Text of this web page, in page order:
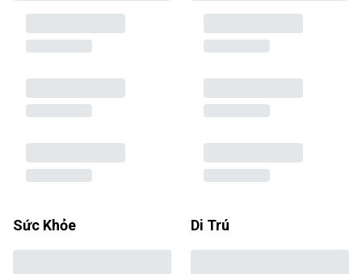
Sức Khỏe Di Trú